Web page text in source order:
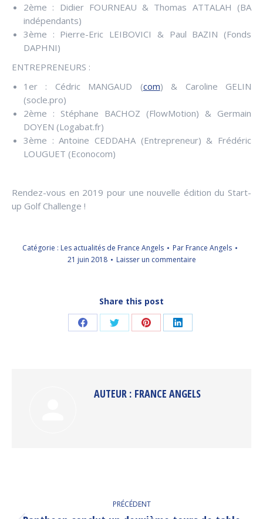
2ème : Didier FOURNEAU & Thomas ATTALAH (BA
indépendants)
3ème : Pierre-Eric LEIBOVICI & Paul BAZIN (Fonds
DAPHNI)
ENTREPRENEURS :
1er : Cédric MANGAUD (com) & Caroline GELIN
(socle.pro)
2ème : Stéphane BACHOZ (FlowMotion) & Germain
DOYEN (Logabat.fr)
3ème : Antoine CEDDAHA (Entrepreneur) & Frédéric
LOUGUET (Econocom)
Rendez-vous en 2019 pour une nouvelle édition du Start-
up Golf Challenge !
Catégorie : Les actualités de France Angels Par France Angels
21 juin 2018
Laisser un commentaire
Share this post
PartagerPartagerPartagerPartager
AUTEUR : FRANCE ANGELS
PRÉCÉDENT